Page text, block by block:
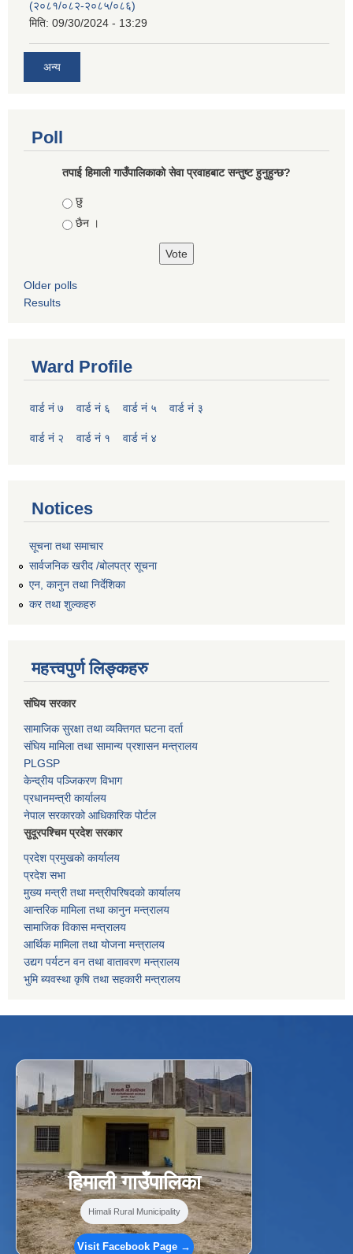
(२०८१/०८२-२०८५/०८६)
मिति: 09/30/2024 - 13:29
अन्य
Poll
तपाई हिमाली गाउँपालिकाको सेवा प्रवाहबाट सन्तुष्ट हुनुहुन्छ?
Choices
छु
छैन ।
Older polls
Results
Ward Profile
वार्ड नं ७ वार्ड नं ६ वार्ड नं ५ वार्ड नं ३
वार्ड नं २ वार्ड नं १ वार्ड नं ४
Notices
सूचना तथा समाचार
सार्वजनिक खरीद /बोलपत्र सूचना
एन, कानुन तथा निर्देशिका
कर तथा शुल्कहरु
महत्त्वपुर्ण लिङ्कहरु
संघिय सरकार
सामाजिक सुरक्षा तथा व्यक्तिगत घटना दर्ता
संघिय मामिला तथा सामान्य प्रशासन मन्त्रालय
PLGSP
केन्द्रीय पञ्जिकरण विभाग
प्रधानमन्त्री कार्यालय
नेपाल सरकारको आधिकारिक पोर्टल
सुदूरपश्चिम प्रदेश सरकार
प्रदेश प्रमुखको कार्यालय
प्रदेश सभा
मुख्य मन्त्री तथा मन्त्रीपरिषदको कार्यालय
आन्तरिक मामिला तथा कानुन मन्त्रालय
सामाजिक विकास मन्त्रालय
आर्थिक मामिला तथा योजना मन्त्रालय
उद्यग पर्यटन वन तथा वातावरण मन्त्रालय
भुमि ब्यवस्था कृषि तथा सहकारी मन्त्रालय
f Facebook ⋯
हिमाली गाउँपालिका
Himali Rural Municipality
Visit Facebook Page →